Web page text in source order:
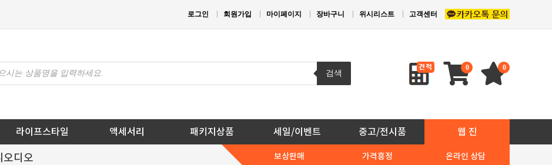
로그인 회원가입 마이페이지 장바구니 위시리스트 고객센터
검색
0 0
라이프스타일 액세서리 패키지상품 세일/이벤트 중고/전시품 웹 진
보상판매 가격흥정 온라인 상담
오디오